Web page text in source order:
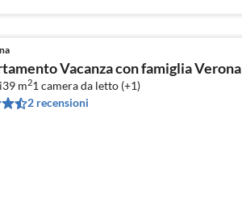
Vacanza con famiglia Verona
39 m21 camera da letto (+1)
2 recensioni